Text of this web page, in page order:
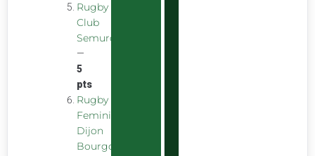
Rugby
Club
Semurois
—
5
pts
Rugby
Feminin
Dijon
Bourgogne